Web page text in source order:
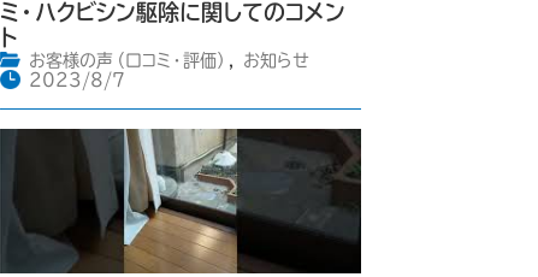
ミ・ハクビシン駆除に関してのコメン
ト
お客様の声（口コミ・評価）
お知らせ
2023/8/7